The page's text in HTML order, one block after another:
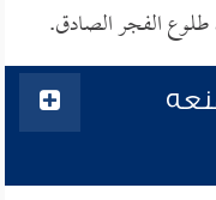
طلوع الفجر الصادق.